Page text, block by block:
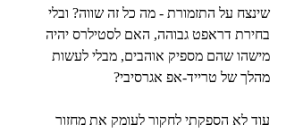
שינצח על התזמורת - מה כל זה שווה? ובלי
בחירת דראפט גבוהה, האם לסטילרס יהיה
מישהו שהם מספיק אוהבים, מבלי לעשות
מהלך של טרייד-אפ אגרסיבי?
עוד לא הספקתי לחקור לעומק את מחזור